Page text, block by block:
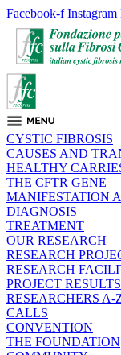
Facebook-f Instagram
CYSTIC FIBROSIS
CAUSES AND
HEALTHY
THE CFTR GENE
MANIFESTATION
DIAGNOSIS
TREATMENT
OUR RESEARCH
RESEARCH
RESEARCH
PROJECT RESULTS
RESEARCHERS A-
CALLS
CONVENTION
THE FOUNDATION